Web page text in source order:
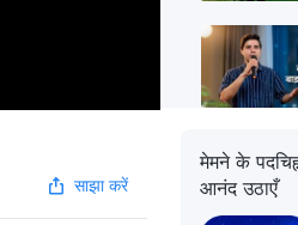
साझा करें
मेमने के
आनंद उठाएँ